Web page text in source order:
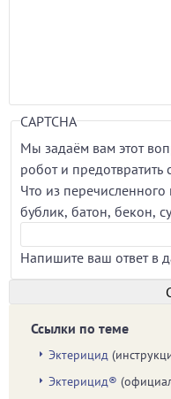
CAPTCHA
Мы задаём вам этот
робот и предотвратить
Что из
бублик, батон, бекон,
Напишите ваш ответ в
Ссылки по теме
Эктерицид
Эктерицид®